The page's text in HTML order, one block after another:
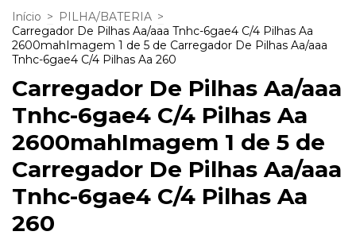
Início > PILHA/BATERIA >
Carregador De Pilhas Aa/aaa Tnhc-6gae4 C/4 Pilhas Aa
2600mahImagem 1 de 5 de Carregador De Pilhas Aa/aaa
Tnhc-6gae4 C/4 Pilhas Aa 260
Carregador De Pilhas Aa/aaa
Tnhc-6gae4 C/4 Pilhas Aa
2600mahImagem 1 de 5 de
Carregador De Pilhas Aa/aaa
Tnhc-6gae4 C/4 Pilhas Aa
260